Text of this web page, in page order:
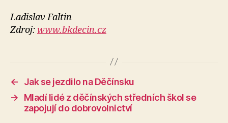
Ladislav Faltin
Zdroj:www.bkdecin.cz
←
Jak se jezdilo na Děčínsku
→
Mladí lidé z děčínských středních škol se
zapojují do dobrovolnictví